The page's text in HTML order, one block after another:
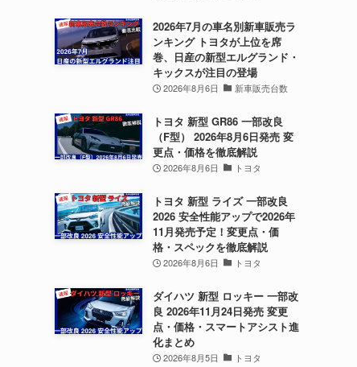
2026年7月の車名別新車販売ラ
ンキング トヨタが上位を席
巻、日産の新型エルグランド・
キックスが注目の登場
2026年8月6日 新車販売台数
トヨタ 新型 GR86 一部改良
（F型） 2026年8月6日発売 変
更点・価格を徹底解説
2026年8月6日 トヨタ
トヨタ 新型 ライズ 一部改良
2026 安全性能アップで2026年
11月発売予定！変更点・価
格・スペックを徹底解説
2026年8月6日 トヨタ
ダイハツ 新型 ロッキー 一部改
良 2026年11月24日発売 変更
点・価格・スマートアシスト進
化まとめ
2026年8月5日 トヨタ